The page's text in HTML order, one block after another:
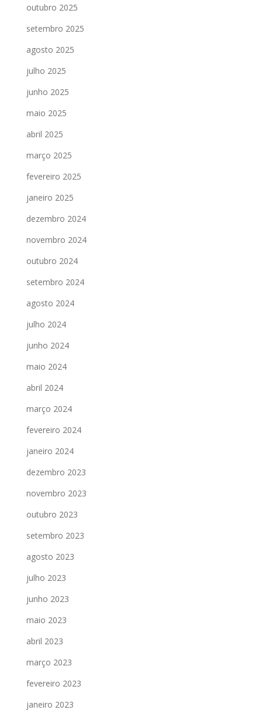
outubro 2025
setembro 2025
agosto 2025
julho 2025
junho 2025
maio 2025
abril 2025
março 2025
fevereiro 2025
janeiro 2025
dezembro 2024
novembro 2024
outubro 2024
setembro 2024
agosto 2024
julho 2024
junho 2024
maio 2024
abril 2024
março 2024
fevereiro 2024
janeiro 2024
dezembro 2023
novembro 2023
outubro 2023
setembro 2023
agosto 2023
julho 2023
junho 2023
maio 2023
abril 2023
março 2023
fevereiro 2023
janeiro 2023